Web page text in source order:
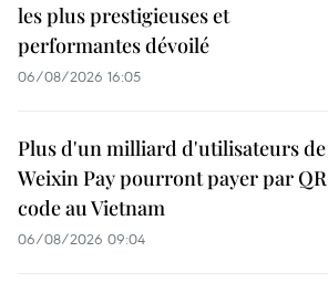
les plus prestigieuses et
performantes dévoilé
06/08/2026 16:05
Plus d'un milliard d'utilisateurs de
Weixin Pay pourront payer par QR
code au Vietnam
06/08/2026 09:04